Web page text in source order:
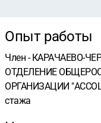
Опыт работы
Член - КАРАЧАЕВО-
ОТДЕЛЕНИЕ
ОРГАНИЗАЦИИ
стажа